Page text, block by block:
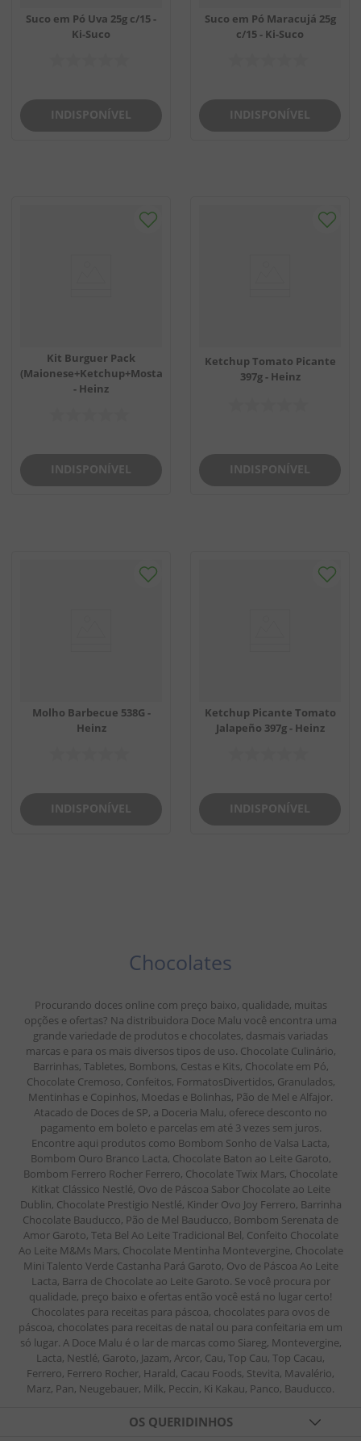
Suco em Pó Uva 25g c/15 -
Ki-Suco
INDISPONÍVEL
Suco em Pó Maracujá 25g
c/15 - Ki-Suco
INDISPONÍVEL
Kit Burguer Pack
(Maionese+Ketchup+Mostarda)
- Heinz
INDISPONÍVEL
Ketchup Tomato Picante
397g - Heinz
INDISPONÍVEL
Molho Barbecue 538G -
Heinz
INDISPONÍVEL
Ketchup Picante Tomato
Jalapeño 397g - Heinz
INDISPONÍVEL
Chocolates
Procurando doces online com preço baixo, qualidade, muitas
opções e ofertas? Na distribuidora Doce Malu você encontra uma
grande variedade de produtos e chocolates, dasmais variadas
marcas e para os mais diversos tipos de uso. Chocolate Culinário,
Barrinhas, Tabletes, Bombons, Cestas e Kits, Chocolate em Pó,
Chocolate Cremoso, Confeitos, FormatosDivertidos, Granulados,
Mentinhas e Copinhos, Moedas e Bolinhas, Pão de Mel e Alfajor.
Atacado de Doces de SP, a Doceria Malu, oferece desconto no
pagamento em boleto e parcelas em até 3 vezes sem juros.
Encontre aqui produtos como Bombom Sonho de Valsa Lacta,
Bombom Ouro Branco Lacta, Chocolate Baton ao Leite Garoto,
Bombom Ferrero Rocher Ferrero, Chocolate Twix Mars, Chocolate
Kitkat Clássico Nestlé, Ovo de Páscoa Sabor Chocolate ao Leite
Dublin, Chocolate Prestigio Nestlé, Kinder Ovo Joy Ferrero, Barrinha
Chocolate Bauducco, Pão de Mel Bauducco, Bombom Serenata de
Amor Garoto, Teta Bel Ao Leite Tradicional Bel, Confeito Chocolate
Ao Leite M&Ms Mars, Chocolate Mentinha Montevergine, Chocolate
Mini Talento Verde Castanha Pará Garoto, Ovo de Páscoa Ao Leite
Lacta, Barra de Chocolate ao Leite Garoto. Se você procura por
qualidade, preço baixo e ofertas então você está no lugar certo!
Chocolates para receitas para páscoa, chocolates para ovos de
páscoa, chocolates para receitas de natal ou para confeitaria em um
só lugar. A Doce Malu é o lar de marcas como Siareg, Montevergine,
Lacta, Nestlé, Garoto, Jazam, Arcor, Cau, Top Cau, Top Cacau,
Ferrero, Ferrero Rocher, Harald, Cacau Foods, Stevita, Mavalério,
Marz, Pan, Neugebauer, Milk, Peccin, Ki Kakau, Panco, Bauducco.
OS QUERIDINHOS